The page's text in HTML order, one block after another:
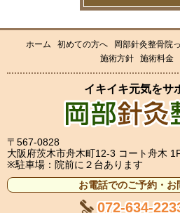
ホーム 初めての方へ 岡部針灸整骨院
施術方針
施術料金
イキイキ元気をサ
〒567-0828
大阪府茨木市舟木町12-3 コート舟木
※駐車場：院前に２台あります
お電話でのご予約・お
072-634-